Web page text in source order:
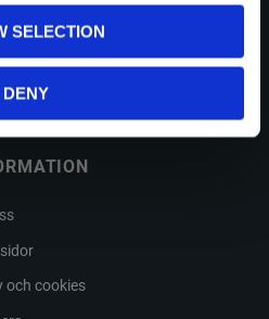
SELECTION
DENY
jag?
och cookies